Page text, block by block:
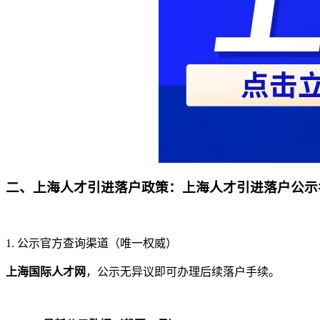
二、上海人才引进落户政策：上海人才引进落户公
1. 公示官方查询渠道（唯一权威）
上海国际人才网 ，公示无异议即可办理后续落户手续。